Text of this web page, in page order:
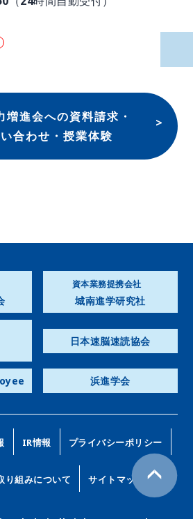
増進会への資料請求・
合わせ・授業体験
資本業務提携会社
城南進学研究社
日本速脳速読協会
浜進学会
IR情報 プライバシーポリシー
り組みについて サイトマップ